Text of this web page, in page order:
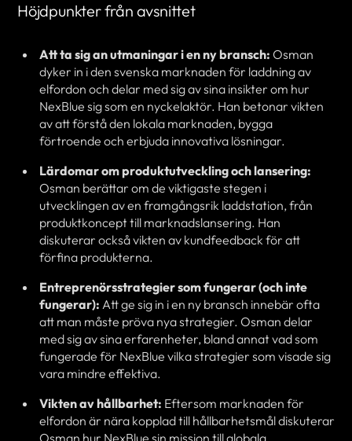
Höjdpunkter från avsnittet
Att ta sig an utmaningar i en ny bransch: Osman
dyker in i den svenska marknaden för laddning av
elfordon och delar med sig av sina insikter om hur
NexBlue sig som en nyckelaktör. Han betonar vikten
av att förstå den lokala marknaden, bygga
förtroende och erbjuda innovativa lösningar.
Lärdomar om produktutveckling och lansering:
Osman berättar om de viktigaste stegen i
utvecklingen av en framgångsrik laddstation, från
produktkoncept till marknadslansering. Han
diskuterar också vikten av kundfeedback för att
förfina produkterna.
Entreprenörsstrategier som fungerar (och inte
fungerar): Att ge sig in i en ny bransch innebär ofta
att man måste pröva nya strategier. Osman delar
med sig av sina erfarenheter, bland annat vad som
fungerade för NexBlue vilka strategier som visade sig
vara mindre effektiva.
Vikten av hållbarhet: Eftersom marknaden för
elfordon är nära kopplad till hållbarhetsmål diskuterar